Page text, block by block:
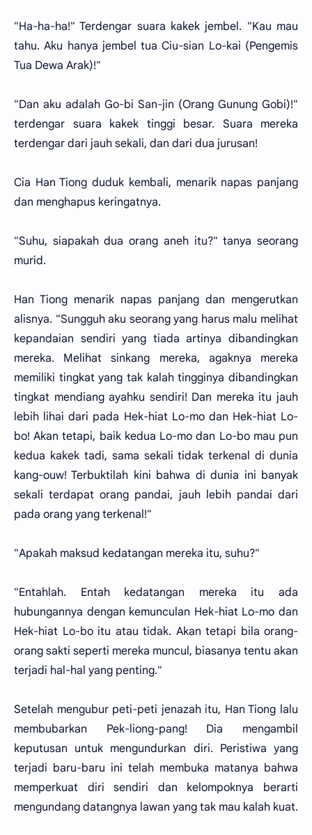
"Ha-ha-ha!" Terdengar suara kakek jembel. "Kau mau
tahu. Aku hanya jembel tua Ciu-sian Lo-kai (Pengemis
Tua Dewa Arak)!"
"Dan aku adalah Go-bi San-jin (Orang Gunung Gobi)!"
terdengar suara kakek tinggi besar. Suara mereka
terdengar dari jauh sekali, dan dari dua jurusan!
Cia Han Tiong duduk kembali, menarik napas panjang
dan menghapus keringatnya.
"Suhu, siapakah dua orang aneh itu?" tanya seorang
murid.
Han Tiong menarik napas panjang dan mengerutkan
alisnya. "Sungguh aku seorang yang harus malu melihat
kepandaian sendiri yang tiada artinya dibandingkan
mereka. Melihat sinkang mereka, agaknya mereka
memiliki tingkat yang tak kalah tingginya dibandingkan
tingkat mendiang ayahku sendiri! Dan mereka itu jauh
lebih lihai dari pada Hek-hiat Lo-mo dan Hek-hiat Lo-
bo! Akan tetapi, baik kedua Lo-mo dan Lo-bo mau pun
kedua kakek tadi, sama sekali tidak terkenal di dunia
kang-ouw! Terbuktilah kini bahwa di dunia ini banyak
sekali terdapat orang pandai, jauh lebih pandai dari
pada orang yang terkenal!"
"Apakah maksud kedatangan mereka itu, suhu?"
"Entahlah. Entah kedatangan mereka itu ada
hubungannya dengan kemunculan Hek-hiat Lo-mo dan
Hek-hiat Lo-bo itu atau tidak. Akan tetapi bila orang-
orang sakti seperti mereka muncul, biasanya tentu akan
terjadi hal-hal yang penting."
Setelah mengubur peti-peti jenazah itu, Han Tiong lalu
membubarkan Pek-liong-pang! Dia mengambil
keputusan untuk mengundurkan diri. Peristiwa yang
terjadi baru-baru ini telah membuka matanya bahwa
memperkuat diri sendiri dan kelompoknya berarti
mengundang datangnya lawan yang tak mau kalah kuat.